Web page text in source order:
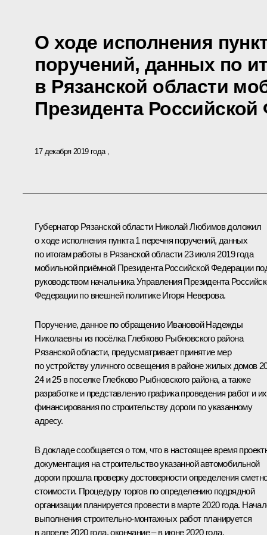
О ходе исполнения
поручений, данных по
в Рязанской области
Президента
17 декабря 2019 года
Губернатор Рязанской области Николай Любимов доложил
о ходе исполнения пункта 1 перечня поручений, данных
по итогам работы в Рязанской области 23 июля 2019 года
мобильной приёмной Президента Российской Федерации
руководством начальника Управления Президента
Федерации по внешней политике Игоря Неверова.
Поручение, данное по обращению Ивановой Надежды
Николаевны из посёлка Глебково Рыбновского района
Рязанской области, предусматривает принятие мер
по устройству уличного освещения в районе жилых домов
24 и 25 в поселке Глебково Рыбновского района, а также
разработке и представлению графика проведения работ и их
финансирования по строительству дороги по указанному
адресу.
В докладе сообщается о том, что в настоящее время
документация на строительство указанной автомобильной
дороги прошла проверку достоверности определения
стоимости. Процедуру торгов по определению подрядной
организации планируется провести в марте 2020 года.
выполнения строительно-монтажных работ планируется
в апреле 2020 года, окончание – в июне 2020 года.